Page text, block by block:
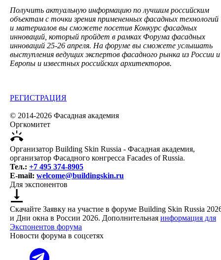
Получить актуальную информацию по лучшим российским
объектам с точки зрения примененных фасадных технологий
и материалов вы сможете посетив Конкурс фасадных
инноваций, который пройдет в рамках Форума фасадных
инноваций 25-26 апреля. На форуме вы сможете услышать
выступления ведущих экспертов фасадного рынка из России и
Европы и известных российских архитекторов.
РЕГИСТРАЦИЯ
© 2014-2026 Фасадная академия
Оргкомитет
Организатор Building Skin Russia - Фасадная академия,
организатор Фасадного конгресса Facades of Russia.
Тел.: +7 495 374-8905
E-mail: welcome@buildingskin.ru
Для экспонентов
Скачайте Заявку на участие в форуме Building Skin Russia
и Дни окна в России 2026. Дополнительная информация для
Экспонентов форума
Новости форума в соцсетях